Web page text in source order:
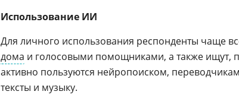
Использование ИИ
Для личного использования респонденты чаще
дома и голосовыми помощниками, а также ищут,
активно пользуются нейропоиском,
тексты и музыку.